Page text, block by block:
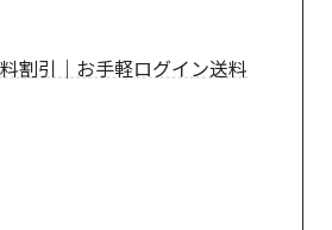
割引｜お手軽ログイン送料